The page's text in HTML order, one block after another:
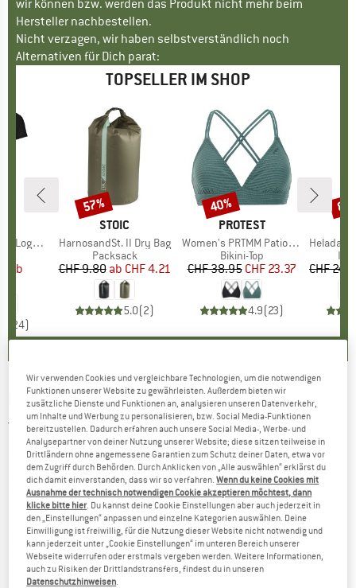
wir können bzw. werden das Produkt nicht mehr beim
Hersteller nachbestellen.
Nicht verzagen, wir haben selbstverständlich noch
Alternativen für Dich parat:
TOPSELLER IM SHOP
T-Shirt
Preis
ab
24)
MARKE
STOIC
Artikel
HarnosandSt. II Dry Bag
Produktgruppe
Packsack
Preis
CHF 9.80 reduzierter Preis
ab CHF 4.21
5.0(2)
Rabatt
57%
MARKE
PROTEST
Artikel
Women's PRTMM Patio Triangle
Produktgruppe
Bikini-Top
Preis
CHF 38.95reduzierter Preis
CHF 23.37
4.9(23)
Rabatt
40%
Artikel
HeladagenSt.
CHF
DYNAFIT -TLT Evo Goggle S2 - Skibrille
5,0 (1)
Wir verwenden Cookies und vergleichbare Technologien, um die notwendigen
Funktionen unserer Website zu gewährleisten. Außerdem bieten wir
zusätzliche Dienste und Funktionen an, analysieren unseren Datenverkehr,
um Inhalte und Werbung zu personalisieren, bzw. Social Media-Funktionen
bereitzustellen. Dadurch erfahren auch unsere Social Media-, Werbe- und
Analysepartner von deiner Nutzung unserer Website; diese sitzen teilweise in
Drittländern ohne angemessene Garantien zum Schutz deiner Daten, etwa vor
dem Zugriff durch Behörden. Durch Anklicken von „Alle auswählen“ erklärst du
dich damit einverstanden, dass wir so verfahren.Wenn du keine Cookies mit
Ausnahme der technisch notwendigen Cookie akzeptieren möchtest, dann
klicke bitte hier . Du kannst deine Cookie Einstellungen aber auch jederzeit in
den „Einstellungen“ anpassen und einzelne Kategorien auswählen. Deine
Einwilligung ist freiwillig, für die Nutzung dieser Website nicht notwendig und
kann jederzeit unter „Cookie Einstellungen“ im unteren Bereich unserer
Webseite widerrufen oder erstmals vergeben werden. Weitere Informationen,
auch zu Risiken der Drittlandstransfers, findest du in unseren
Datenschutzhinweisen